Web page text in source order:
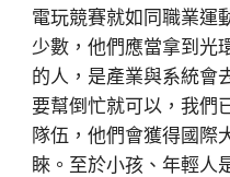
電玩競賽就如同職業運
少數，他們應當拿到光
的人，是產業與系統會
要幫倒忙就可以，我們
隊伍，他們會獲得國際
睞。至於小孩、年輕人